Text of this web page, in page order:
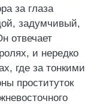
за глаза
задумчивый,
отвечает
и нередко
где за тонкими
проституток